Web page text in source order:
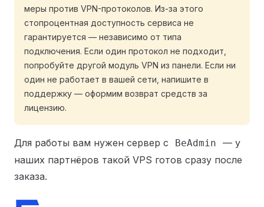
меры против VPN-протоколов. Из-за этого
стопроцентная доступность сервиса не
гарантируется — независимо от типа
подключения. Если один протокол не подходит,
попробуйте другой модуль VPN из панели. Если ни
один не работает в вашей сети, напишите в
поддержку — оформим возврат средств за
лицензию.
Для работы вам нужен сервер с BeAdmin
— у
наших партнёров такой VPS готов сразу после
заказа.